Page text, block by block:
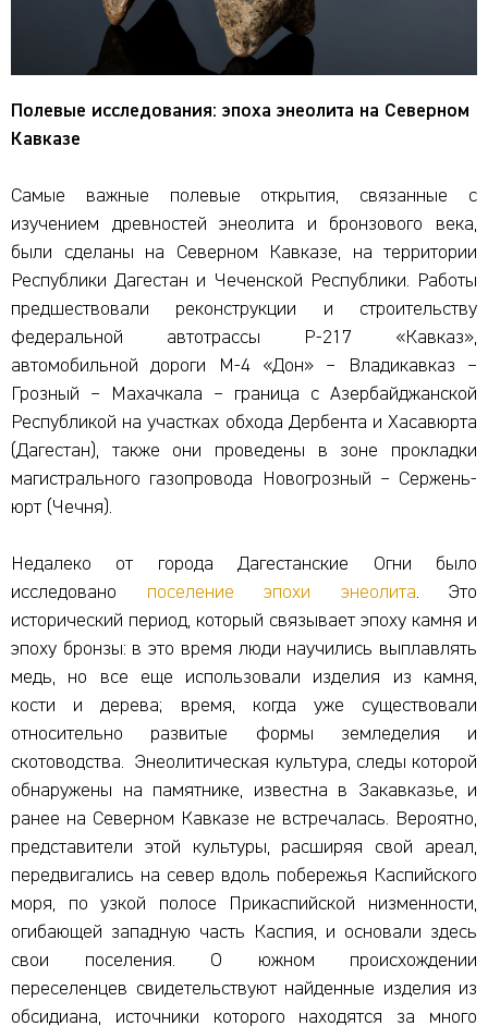
Полевые исследования: эпоха энеолита на Северном
Кавказе
Самые важные полевые открытия, связанные с
изучением древностей энеолита и бронзового века,
были сделаны на Северном Кавказе, на территории
Республики Дагестан и Чеченской Республики. Работы
предшествовали реконструкции и строительству
федеральной автотрассы Р-217 «Кавказ»,
автомобильной дороги М-4 «Дон» – Владикавказ –
Грозный – Махачкала – граница с Азербайджанской
Республикой на участках обхода Дербента и Хасавюрта
(Дагестан), также они проведены в зоне прокладки
магистрального газопровода Новогрозный – Сержень-
юрт (Чечня).
Недалеко от города Дагестанские Огни было
исследовано поселение эпохи энеолита. Это
исторический период, который связывает эпоху камня и
эпоху бронзы: в это время люди научились выплавлять
медь, но все еще использовали изделия из камня,
кости и дерева; время, когда уже существовали
относительно развитые формы земледелия и
скотоводства. Энеолитическая культура, следы которой
обнаружены на памятнике, известна в Закавказье, и
ранее на Северном Кавказе не встречалась. Вероятно,
представители этой культуры, расширяя свой ареал,
передвигались на север вдоль побережья Каспийского
моря, по узкой полосе Прикаспийской низменности,
огибающей западную часть Каспия, и основали здесь
свои поселения. О южном происхождении
переселенцев свидетельствуют найденные изделия из
обсидиана, источники которого находятся за много